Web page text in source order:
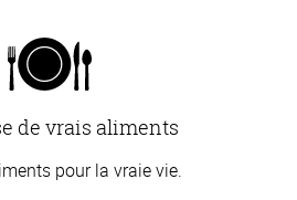
de vrais aliments
pour la vraie vie.